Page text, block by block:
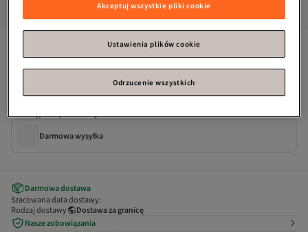
Rasta Mix Afrykańska opaska do włosów 25 sztuk -
miedziana, pomarańczowa i turkusowa
Darmowa wysyłka
Darmowa dostawa
Szacowana data dostawy:
Rodzaj dostawy
Dostawa za granicę
Nasze zobowiązania
Akceptuj wszystkie pliki cookie
Ustawienia plików cookie
Odrzucenie wszystkich